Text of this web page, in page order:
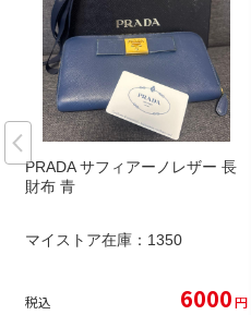
PRADA サフィアーノレザー 長
財布 青
マイストア在庫： 1350
税込 6000円